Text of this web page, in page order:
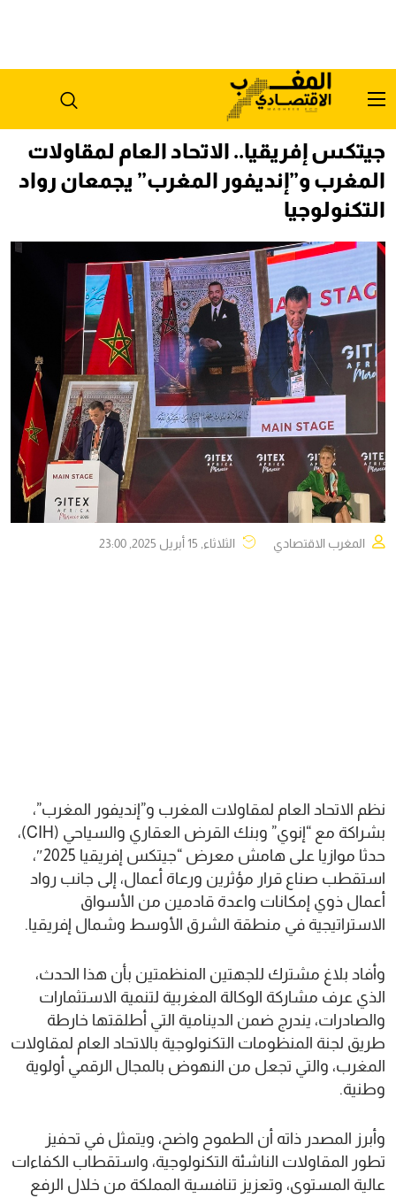
جيتكس إفريقيا.. الاتحاد العام لمقاولات
المغرب و”إنديفور المغرب” يجمعان رواد
التكنولوجيا
المغرب الاقتصادي الثلاثاء, 15 أبريل 2025, 23:00
نظم الاتحاد العام لمقاولات المغرب و”إنديفور المغرب”،
بشراكة مع “إنوي” وبنك القرض العقاري والسياحي (CIH)،
حدثا موازيا على هامش معرض “جيتكس إفريقيا 2025″،
استقطب صناع قرار مؤثرين ورعاة أعمال، إلى جانب رواد
أعمال ذوي إمكانات واعدة قادمين من الأسواق
الاستراتيجية في منطقة الشرق الأوسط وشمال إفريقيا.
وأفاد بلاغ مشترك للجهتين المنظمتين بأن هذا الحدث،
الذي عرف مشاركة الوكالة المغربية لتنمية الاستثمارات
والصادرات، يندرج ضمن الدينامية التي أطلقتها خارطة
طريق لجنة المنظومات التكنولوجية بالاتحاد العام لمقاولات
المغرب، والتي تجعل من النهوض بالمجال الرقمي أولوية
وطنية.
وأبرز المصدر ذاته أن الطموح واضح، ويتمثل في تحفيز
تطور المقاولات الناشئة التكنولوجية، واستقطاب الكفاءات
عالية المستوى، وتعزيز تنافسية المملكة من خلال الرفع